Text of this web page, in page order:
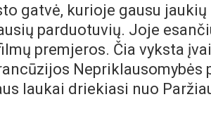
gatvė, kurioje gausu jaukių
parduotuvių. Joje
premjeros. Čia vyksta
Nepriklausomybės
laukai driekiasi nuo